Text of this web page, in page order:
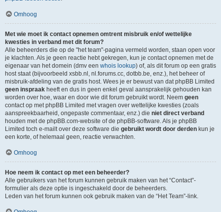
Omhoog
Met wie moet ik contact opnemen omtrent misbruik en/of wettelijke
kwesties in verband met dit forum?
Alle beheerders die op de "het team"-pagina vermeld worden, staan open voor
je klachten. Als je geen reactie hebt gekregen, kun je contact opnemen met de
eigenaar van het domein (dmv een whois lookup) of, als dit forum op een gratis
host staat (bijvoorbeeld xsbb.nl, nl.forums.cc, dotbb.be, enz.), het beheer of
misbruik-afdeling van de gratis host. Wees je er bewust van dat phpBB Limited
geen inspraak heeft en dus in geen enkel geval aansprakelijk gehouden kan
worden over hoe, waar en door wie dit forum gebruikt wordt. Neem geen
contact op met phpBB Limited met vragen over wettelijke kwesties (zoals
aanspreekbaarheid, ongepaste commentaar, enz.) die niet direct verband
houden met de phpBB.com-website of de phpBB-software. Als je phpBB
Limited toch e-mailt over deze software die gebruikt wordt door derden kun je
een korte, of helemaal geen, reactie verwachten.
Omhoog
Hoe neem ik contact op met een beheerder?
Alle gebruikers van het forum kunnen gebruik maken van het “Contact”-
formulier als deze optie is ingeschakeld door de beheerders.
Leden van het forum kunnen ook gebruik maken van de “Het Team”-link.